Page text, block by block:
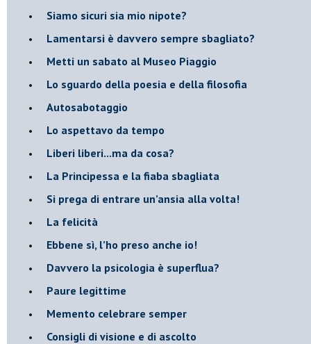
​Siamo sicuri sia mio nipote?
​Lamentarsi è davvero sempre sbagliato?
​Metti un sabato al Museo Piaggio
​Lo sguardo della poesia e della filosofia
Autosabotaggio
​Lo aspettavo da tempo
​Liberi liberi...ma da cosa?
​La Principessa e la fiaba sbagliata
Si prega di entrare un’ansia alla volta!
​La felicità
​Ebbene sì, l’ho preso anche io!
​Davvero la psicologia è superflua?
Paure legittime
​Memento celebrare semper
​Consigli di visione e di ascolto